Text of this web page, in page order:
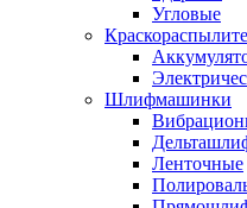
Угловые
Шлифмашинки
Ленточные